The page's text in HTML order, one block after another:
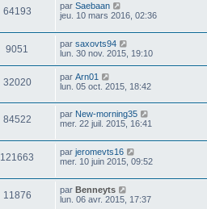
64193 par Saebaan
jeu. 10 mars 2016, 02:36
9051 par saxovts94
lun. 30 nov. 2015, 19:10
32020 par Arn01
lun. 05 oct. 2015, 18:42
84522 par New-morning35
mer. 22 juil. 2015, 16:41
121663 par jeromevts16
mer. 10 juin 2015, 09:52
11876 par Benneyts
lun. 06 avr. 2015, 17:37